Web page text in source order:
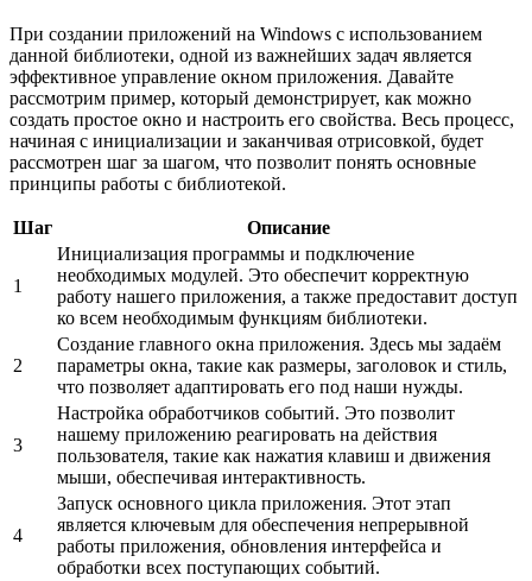
При создании приложений на Windows с использованием
данной библиотеки, одной из важнейших задач является
эффективное управление окном приложения. Давайте
рассмотрим пример, который демонстрирует, как можно
создать простое окно и настроить его свойства. Весь процесс,
начиная с инициализации и заканчивая отрисовкой, будет
рассмотрен шаг за шагом, что позволит понять основные
принципы работы с библиотекой.
Шаг Описание
1
Инициализация программы и подключение
необходимых модулей. Это обеспечит корректную
работу нашего приложения, а также предоставит доступ
ко всем необходимым функциям библиотеки.
2
Создание главного окна приложения. Здесь мы задаём
параметры окна, такие как размеры, заголовок и стиль,
что позволяет адаптировать его под наши нужды.
3
Настройка обработчиков событий. Это позволит
нашему приложению реагировать на действия
пользователя, такие как нажатия клавиш и движения
мыши, обеспечивая интерактивность.
4
Запуск основного цикла приложения. Этот этап
является ключевым для обеспечения непрерывной
работы приложения, обновления интерфейса и
обработки всех поступающих событий.